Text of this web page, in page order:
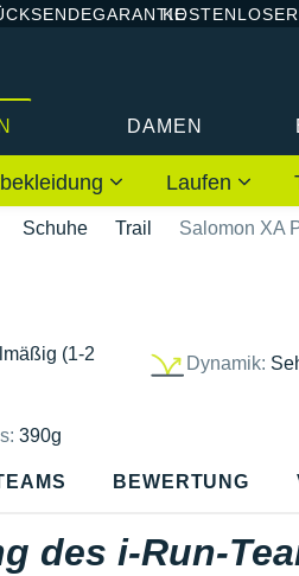
DAMEN
Laufen
Schuhe Trail Salomon XA
(1-2
Dynamik:
390g
BEWERTUNG
des i-Run-